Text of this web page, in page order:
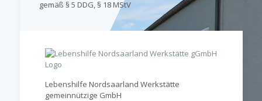
gemäß § 5 DDG, § 18 MStV
Lebenshilfe Nordsaarland Werkstätte
gemeinnützige GmbH